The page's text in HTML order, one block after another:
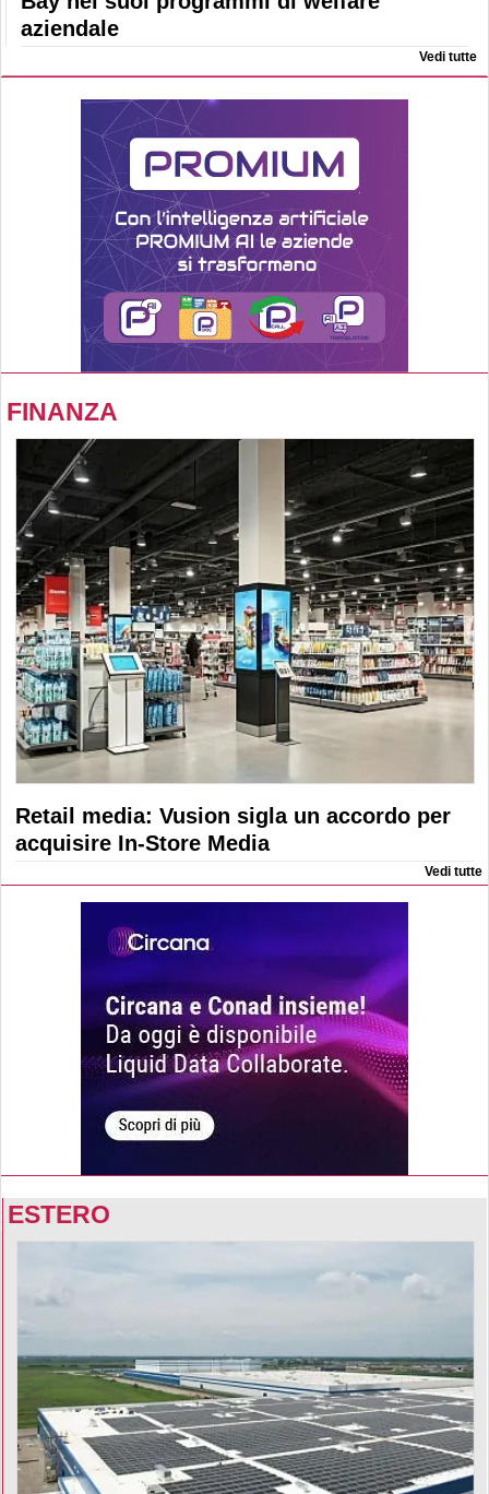
aziendale
Vedi tutte
FINANZA
Retail media: Vusion sigla un accordo per
acquisire In-Store Media
Vedi tutte
ESTERO